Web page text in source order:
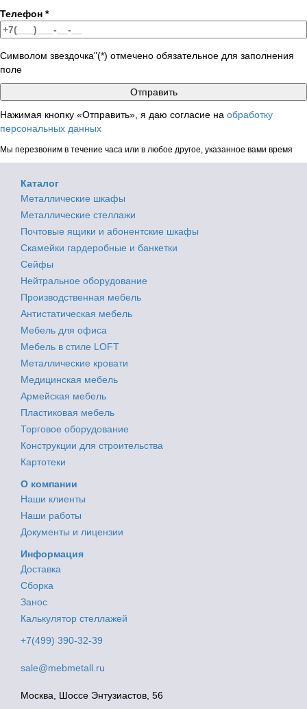
Телефон *
Символом звездочка"(*) отмечено обязательное для заполнения
поле
Нажимая кнопку «Отправить», я даю согласие на обработку
персональных данных
Мы перезвоним в течение часа или в любое другое, указанное вами время
Каталог
Металлические шкафы
Металлические стеллажи
Почтовые ящики и абонентские шкафы
Скамейки гардеробные и банкетки
Сейфы
Нейтральное оборудование
Производственная мебель
Антистатическая мебель
Мебель для офиса
Мебель в стиле LOFT
Металлические кровати
Медицинская мебель
Армейская мебель
Пластиковая мебель
Торговое оборудование
Конструкции для строительства
Картотеки
О компании
Наши клиенты
Наши работы
Документы и лицензии
Информация
Доставка
Сборка
Занос
Калькулятор стеллажей
+7(499) 390-32-39
sale@mebmetall.ru
Москва, Шоссе Энтузиастов, 56